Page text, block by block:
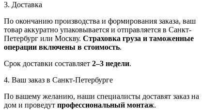
3. Доставка
По окончанию производства и формирования заказа, ваш
товар аккуратно упаковывается и отправляется в Санкт-
Петербург или Москву. Страховка груза и таможенные
операции включены в стоимость.
Срок доставки составляет 2–3 недели.
4. Ваш заказ в Санкт-Петербурге
По вашему желанию, наши специалисты доставят заказ на
дом и проведут профессиональный монтаж.